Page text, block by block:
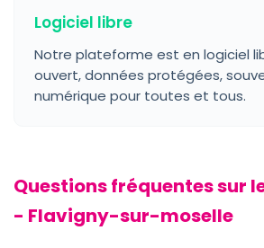
Logiciel libre
Notre plateforme est en logiciel
ouvert, données protégées,
numérique pour toutes et tous.
Questions fréquentes sur
- Flavigny-sur-moselle